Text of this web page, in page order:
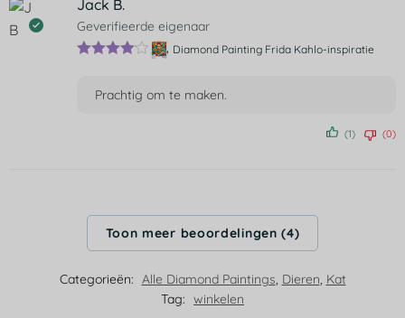
Jack B.
Geverifieerde eigenaar
Diamond Painting Frida Kahlo-inspiratie
Prachtig om te maken.
(1) (0)
Toon meer beoordelingen (4)
Categorieën: Alle Diamond Paintings, Dieren, Kat
Tag: winkelen